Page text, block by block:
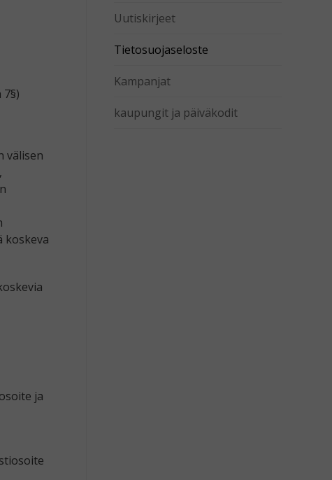
välisen
koskeva
ja
Uutiskirjeet
Tietosuojaseloste
Kampanjat
kaupungit ja päiväkodit